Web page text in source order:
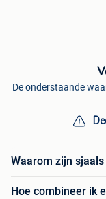
De onderstaande
Waarom zijn
Hoe combineer ik